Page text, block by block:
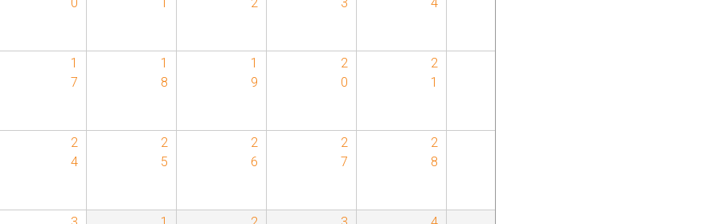
0
1
2
3
4
1
7
1
8
1
9
2
0
2
1
2
4
2
5
2
6
2
7
2
8